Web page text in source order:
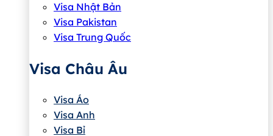
Visa Nhật Bản
Visa Pakistan
Visa Trung Quốc
Visa Châu Âu
Visa Áo
Visa Anh
Visa Bỉ